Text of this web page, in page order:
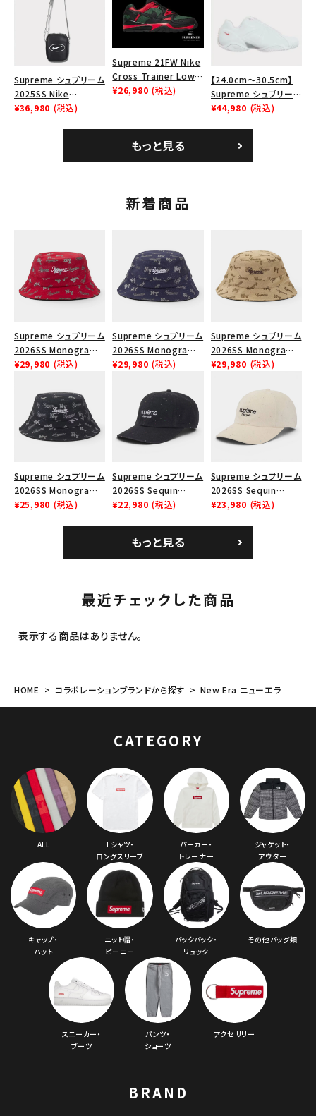
コラボレーションブランドから探す
シーズンから探す
円 ～
絞り込んで検索する
ズ ホワイト
Supreme シュプリーム
2025SS Nike
Leather Shoulder
¥36,980 (税込)
Supreme 21FW Nike
Cross Trainer Low
ナイキクロストレイナー
¥26,980 (税込)
【24.0cm～30.5cm】
Supreme シュプリーム
2023AW Nike
ー ホワイト 白
¥44,980 (税込)
もっと見る
新着商品
Supreme シュプリーム
2026SS Monogram
Crusher Hat モノグラ
レッド
¥29,980 (税込)
Supreme シュプリーム
2026SS Monogram
Crusher Hat モノグラ
ネイビー
¥29,980 (税込)
Supreme シュプリーム
2026SS Monogram
Crusher Hat モノグラ
¥29,980 (税込)
Supreme シュプリーム
2026SS Monogram
Crusher Hat モノグラ
¥25,980 (税込)
Supreme シュプリーム
2026SS Sequin
Denim Classic Logo
6パネルキャップ インデ
ィゴ
¥22,980 (税込)
Supreme シュプリーム
2026SS Sequin
Denim Classic Logo
6パネルキャップ ナチュ
ラル
¥23,980 (税込)
もっと見る
最近チェックした商品
表示する商品はありません。
HOME コラボレーションブランドから探す New Era ニューエラ
CATEGORY
ALL
Tシャツ・
ロングスリーブ
パーカー・
トレーナー
ジャケット・
アウター
キャップ・
ハット
ニット帽・
ビーニー
バックパック・
リュック
その他バッグ類
スニーカー・
ブーツ
パンツ・
ショーツ
アクセサリー
BRAND